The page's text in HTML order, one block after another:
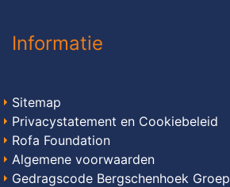
Informatie
Sitemap
Privacystatement en Cookiebeleid
Rofa Foundation
Algemene voorwaarden
Gedragscode Bergschenhoek Groep